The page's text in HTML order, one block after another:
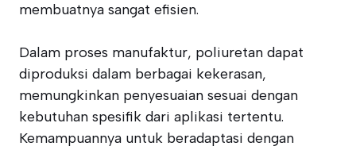
membuatnya sangat efisien.
Dalam proses manufaktur, poliuretan dapat
diproduksi dalam berbagai kekerasan,
memungkinkan penyesuaian sesuai dengan
kebutuhan spesifik dari aplikasi tertentu.
Kemampuannya untuk beradaptasi dengan